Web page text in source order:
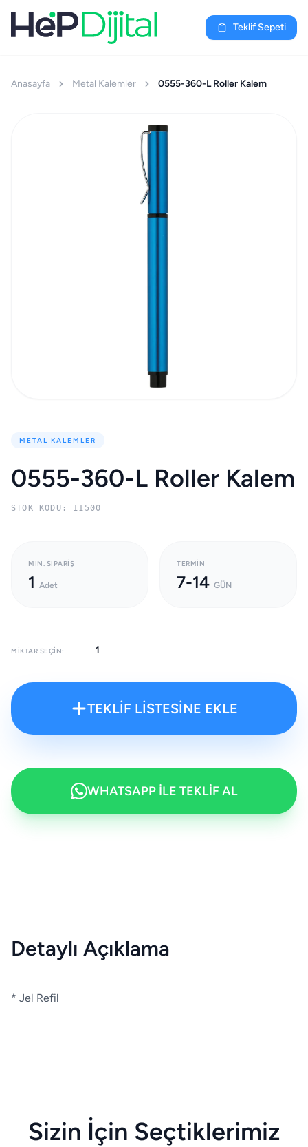
Teklif Sepeti
Anasayfa Metal Kalemler 0555-360-L Roller Kalem
METAL KALEMLER
0555-360-L Roller Kalem
STOK KODU: 11500
MIN. SIPARIŞ
1 Adet
TERMIN
7-14 GÜN
MIKTAR SEÇIN:
TEKLİF LİSTESİNE EKLE
WHATSAPP İLE TEKLİF AL
Detaylı Açıklama
* Jel Refil
Sizin İçin Seçtiklerimiz